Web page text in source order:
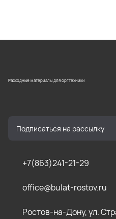
Расходные материалы для оргтехники
+7(863)241-21-29
office@bulat-rostov.ru
Ростов-на-Дону, ул.